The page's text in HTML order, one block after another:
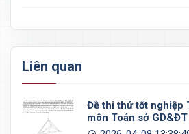
Liên quan
Đề thi thử tốt nghiệp
môn Toán sở